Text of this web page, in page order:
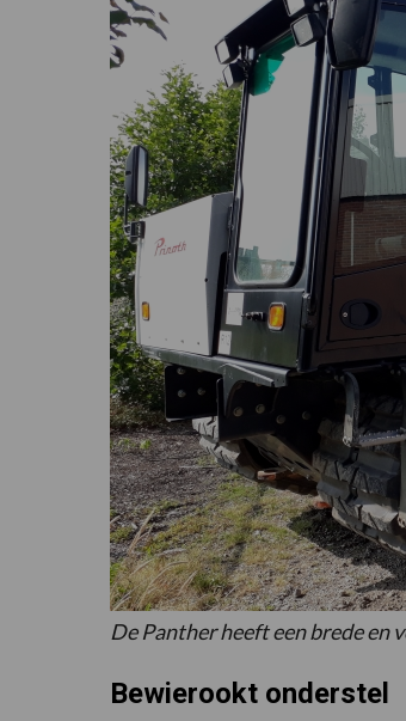
De Panther heeft een brede en
Bewierookt onderstel